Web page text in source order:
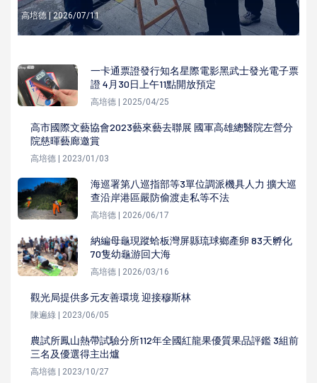
高培德 | 2026/07/11
一卡通票證發行知名星際電影黑武士發光電子票
證 4月30日上午11點開放預定
高培德 | 2025/04/25
高市國際文藝協會2023藝來藝去聯展 國軍高雄總醫院左營分
院慈暉藝廊邀賞
高培德 | 2023/01/03
海巡署第八巡指部等3單位調派機具人力 擴大巡
查沿岸港區嚴防偷渡走私等不法
高培德 | 2026/06/17
納編母龜現蹤蛤板灣屏縣琉球鄉產卵 83天孵化
70隻幼龜游回大海
高培德 | 2026/03/16
觀光局提供多元友善環境 迎接穆斯林
陳遍綠 | 2023/06/05
農試所鳳山熱帶試驗分所112年全國紅龍果優質果品評鑑 3組前
三名及優選得主出爐
高培德 | 2023/10/27